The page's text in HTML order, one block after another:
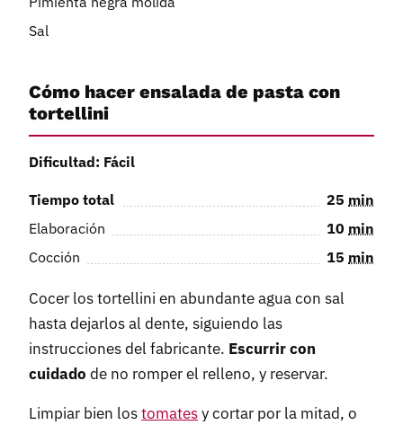
Sal
Cómo hacer ensalada de pasta con
tortellini
Dificultad: Fácil
Tiempo total 25 min
Elaboración
10 min
Cocción
15 min
Cocer los tortellini en abundante agua con sal
hasta dejarlos al dente, siguiendo las
instrucciones del fabricante. Escurrir con
cuidado de no romper el relleno, y reservar.
Limpiar bien lostomatesy cortar por la mitad, o